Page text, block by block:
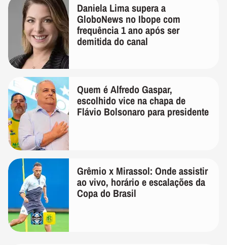
Daniela Lima supera a
GloboNews no Ibope com
frequência 1 ano após ser
demitida do canal
Quem é Alfredo Gaspar,
escolhido vice na chapa de
Flávio Bolsonaro para presidente
Grêmio x Mirassol: Onde assistir
ao vivo, horário e escalações da
Copa do Brasil